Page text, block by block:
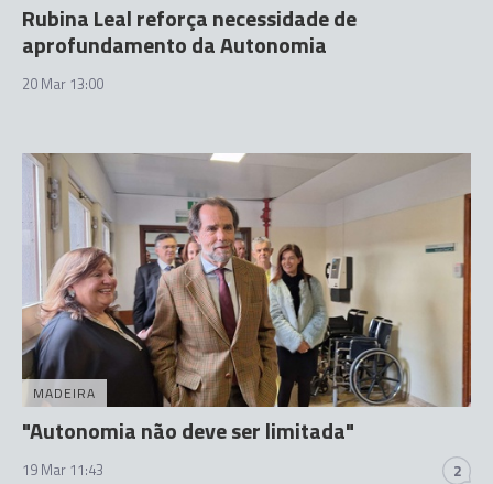
Rubina Leal reforça necessidade de
aprofundamento da Autonomia
20 Mar 13:00
MADEIRA
"Autonomia não deve ser limitada"
19 Mar 11:43 2